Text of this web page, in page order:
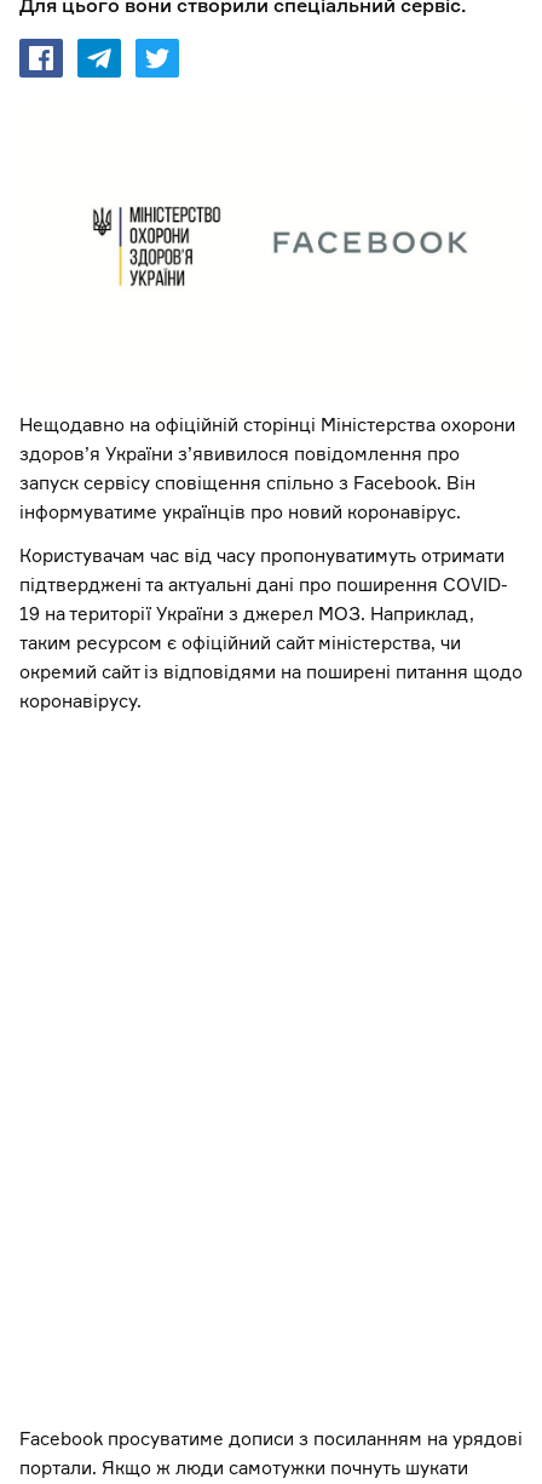
Нещодавно на офіційній сторінці Міністерства охорони
здоров’я України з’явивилося повідомлення про
запуск сервісу сповіщення спільно з Facebook. Він
інформуватиме українців про новий коронавірус.
Користувачам час від часу пропонуватимуть отримати
підтверджені та актуальні дані про поширення COVID-
19 на території України з джерел МОЗ. Наприклад,
таким ресурсом є офіційний сайт міністерства, чи
окремий сайт із відповідями на поширені питання щодо
коронавірусу.
Facebook просуватиме дописи з посиланням на урядові
портали. Якщо ж люди самотужки почнуть шукати